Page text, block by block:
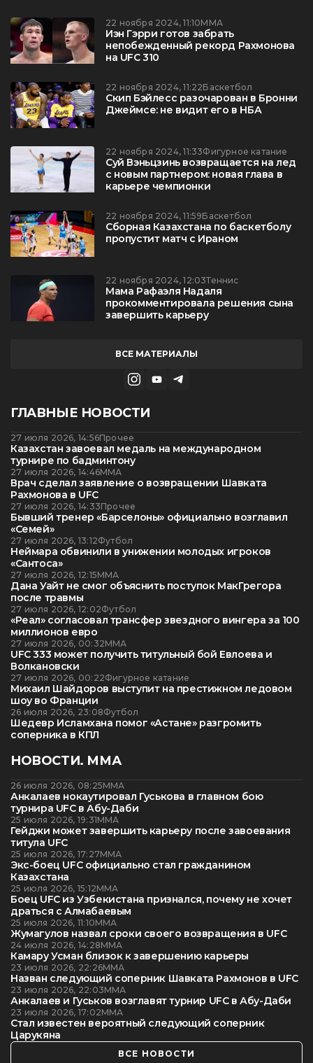
22 ноября 2024, 11:10ММА
Иэн Гэрри готов забрать
непобежденный рекорд Рахмонова
на UFC 310
22 ноября 2024, 11:22Баскетбол
Скип Бэйлесс разочарован в Бронни
Джеймсе: не видит его в НБА
22 ноября 2024, 11:33Фигурное катание
Суй Вэньцзинь возвращается на лед
с новым партнером: новая глава в
карьере чемпионки
22 ноября 2024, 11:59Баскетбол
Сборная Казахстана по баскетболу
пропустит матч с Ираном
22 ноября 2024, 12:03Теннис
Мама Рафаэля Надаля
прокомментировала решения сына
завершить карьеру
ВСЕ МАТЕРИАЛЫ
ГЛАВНЫЕ НОВОСТИ
27 июля 2026, 14:56Прочее
Казахстан завоевал медаль на международном
турнире по бадминтону
27 июля 2026, 14:46ММА
Врач сделал заявление о возвращении Шавката
Рахмонова в UFC
27 июля 2026, 14:33Прочее
Бывший тренер «Барселоны» официально возглавил
«Семей»
27 июля 2026, 13:12Футбол
Неймара обвинили в унижении молодых игроков
«Сантоса»
27 июля 2026, 12:15ММА
Дана Уайт не смог объяснить поступок МакГрегора
после травмы
27 июля 2026, 12:02Футбол
«Реал» согласовал трансфер звездного вингера за 100
миллионов евро
27 июля 2026, 00:32ММА
UFC 333 может получить титульный бой Евлоева и
Волкановски
27 июля 2026, 00:22Фигурное катание
Михаил Шайдоров выступит на престижном ледовом
шоу во Франции
26 июля 2026, 23:08Футбол
Шедевр Исламхана помог «Астане» разгромить
соперника в КПЛ
НОВОСТИ. ММА
26 июля 2026, 08:25ММА
Анкалаев нокаутировал Гуськова в главном бою
турнира UFC в Абу-Даби
25 июля 2026, 19:31ММА
Гейджи может завершить карьеру после завоевания
титула UFC
25 июля 2026, 17:27ММА
Экс-боец UFC официально стал гражданином
Казахстана
25 июля 2026, 15:12ММА
Боец UFC из Узбекистана признался, почему не хочет
драться с Алмабаевым
25 июля 2026, 11:10ММА
Жумагулов назвал сроки своего возвращения в UFC
24 июля 2026, 14:28ММА
Камару Усман близок к завершению карьеры
23 июля 2026, 22:26ММА
Назван следующий соперник Шавката Рахмонов в UFC
23 июля 2026, 22:03ММА
Анкалаев и Гуськов возглавят турнир UFC в Абу-Даби
23 июля 2026, 17:02ММА
Стал известен вероятный следующий соперник
Царукяна
ВСЕ НОВОСТИ